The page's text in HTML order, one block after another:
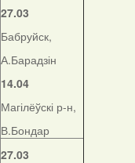
27.03
Бабруйск,
А.Барадзін
14.04
Магілёўскі р-н,
В.Бондар
27.03